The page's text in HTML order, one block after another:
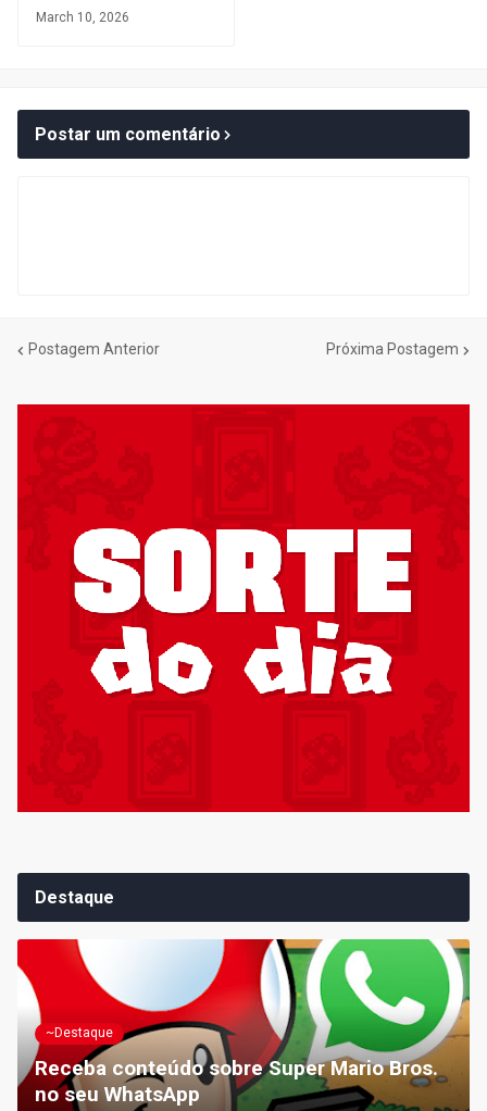
March 10, 2026
Postar um comentário
Postagem Anterior Próxima Postagem
Destaque
~Destaque
Receba conteúdo sobre Super Mario Bros.
no seu WhatsApp